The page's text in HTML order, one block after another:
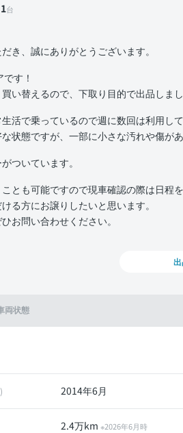
両状態
2014年6月
2.4万km ※2026年6月時
1台
き、誠にありがとうございます。
す！
い替えるので、下取り目的で出品しまし
活で乗っているので週に数回は利用し
状態ですが、一部に小さな汚れや傷があ
ついています。
とも可能ですので現車確認の際は日程
る方にお譲りしたいと思います。
お問い合わせください。